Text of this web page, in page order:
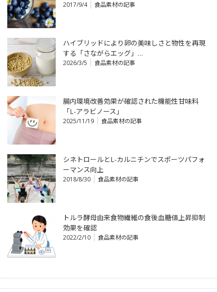
2017/9/4 食品素材の記事
ハイブリッドにより卵の美味しさと物性を再現
する「さながらエッグ」…
2026/3/5 食品素材の記事
腸内環境改善効果が確認された機能性甘味料
「L-アラビノース」
2025/11/19 食品素材の記事
シネトロールとL-カルニチンでスポーツパフォ
ーマンス向上
2018/8/30 食品素材の記事
トルラ酵母由来食物繊維の食後血糖値上昇抑制
効果を確認
2022/2/10 食品素材の記事